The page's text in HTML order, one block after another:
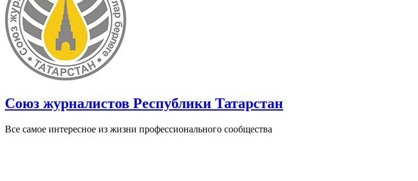
Союз журналистов Республики Татарстан
Все самое интересное из жизни профессионального сообщества